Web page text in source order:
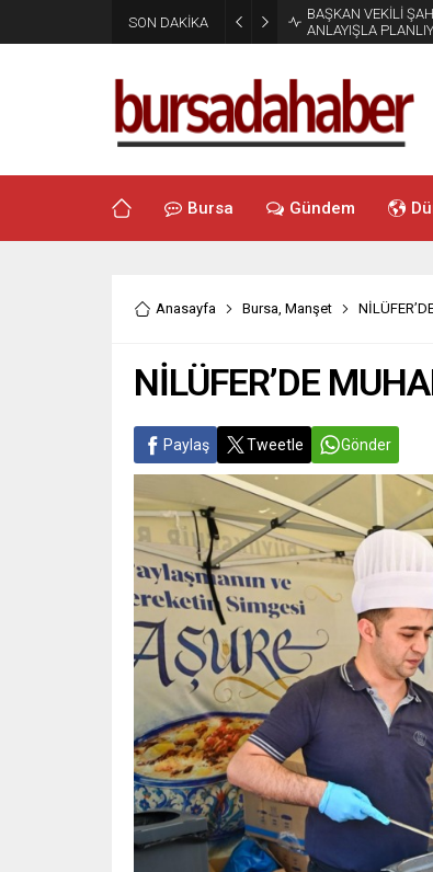
SON DAKİKA
BAŞKAN VEKİLİ
ANLAYIŞLA
Bursa Gündem
Anasayfa Bursa, Manşet
NİLÜFER’DE
Paylaş Tweetle Gönder